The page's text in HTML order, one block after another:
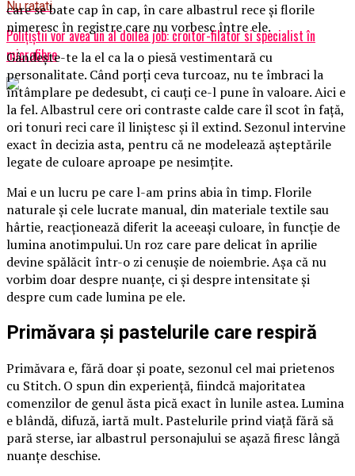
Nu ratati
Polițiștii vor avea un al doilea job: croitor-filator si specialist în
microfibre
care se bate cap în cap, în care albastrul rece și florile
nimeresc în registre care nu vorbesc între ele.
Gândește-te la el ca la o piesă vestimentară cu
personalitate. Când porți ceva turcoaz, nu te îmbraci la
întâmplare pe dedesubt, ci cauți ce-l pune în valoare. Aici e
la fel. Albastrul cere ori contraste calde care îl scot în față,
ori tonuri reci care îl liniștesc și îl extind. Sezonul intervine
exact în decizia asta, pentru că ne modelează așteptările
legate de culoare aproape pe nesimțite.
Mai e un lucru pe care l-am prins abia în timp. Florile
naturale și cele lucrate manual, din materiale textile sau
hârtie, reacționează diferit la aceeași culoare, în funcție de
lumina anotimpului. Un roz care pare delicat în aprilie
devine spălăcit într-o zi cenușie de noiembrie. Așa că nu
vorbim doar despre nuanțe, ci și despre intensitate și
despre cum cade lumina pe ele.
Primăvara și pastelurile care respiră
Primăvara e, fără doar și poate, sezonul cel mai prietenos
cu Stitch. O spun din experiență, fiindcă majoritatea
comenzilor de genul ăsta pică exact în lunile astea. Lumina
e blândă, difuză, iartă mult. Pastelurile prind viață fără să
pară sterse, iar albastrul personajului se așază firesc lângă
nuanțe deschise.